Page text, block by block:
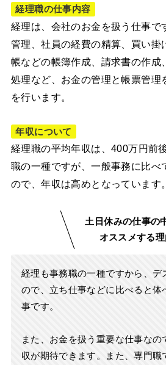
経理職の仕事内容
経理は、会社のお金を扱う仕事で
管理、社員の経費の精算、買い掛
帳などの帳簿作成、請求書の作成
処理など、お金の管理と帳票管理
を行います。
年収について
経理職の平均年収は、400万円前
職の一種ですが、一般事務に比べ
ので、年収は高めとなっています。
土日休みの仕事の
オススメする理
経理も事務職の一種ですから、デ
ので、立ち仕事などに比べると体
事です。
また、お金を扱う重要な仕事な
収が期待できます。また、専門職